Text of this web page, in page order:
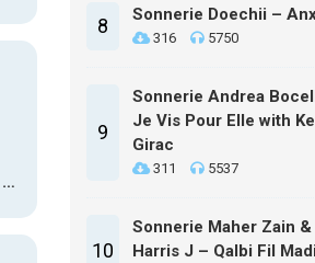
MAXO KREAM – 6 MONTHS CLEAN
8 Sonnerie Doechii –
316 5750
9
Sonnerie Andrea
Je Vis Pour Elle with
Girac
311 5537
10
Sonnerie Maher Zain &
Harris J – Qalbi Fil